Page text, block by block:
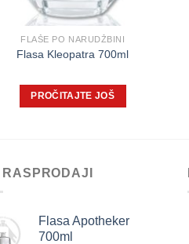
FLAŠE PO NARUDŽBINI
Flasa Kleopatra 700ml
PROČITAJTE JOŠ
RASPRODAJI
Flasa Apotheker
700ml